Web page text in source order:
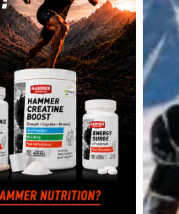
labdarúgóválogatott(148)
Opel Dakar Team(132)Rali
(142)rio 2016(373)sport
(316)Szalay
utazás(126)
Világkupa(129)vitorlázás
Érdi Mária(130)
életmód